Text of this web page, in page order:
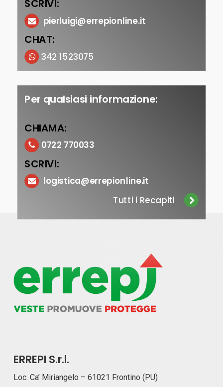
SCRIVI:
pierluigi@errepionline.it
CHAT:
342 1523075
Per qualsiasi informazione:
CHIAMA:
0722 770033
SCRIVI:
logistica@errepionline.it
Tutti i Recapiti
ERREPI S.r.l.
Loc. Ca’ Miriangelo – 61021 Frontino (PU)